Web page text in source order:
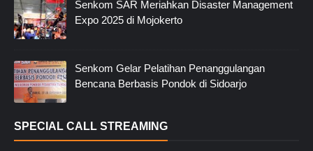
Senkom SAR Meriahkan Disaster Management
Expo 2025 di Mojokerto
Senkom Gelar Pelatihan Penanggulangan
Bencana Berbasis Pondok di Sidoarjo
SPECIAL CALL STREAMING